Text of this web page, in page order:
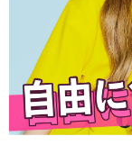
無料でLINE相談する
グリッター&ラメ
ポロシャツ
かわいいクラスTシャツ
おもしろクラスTシャツ
かっこいいクラスTシャ
全面プリントクラスTシ
DTFプリントについて
SDGsについて